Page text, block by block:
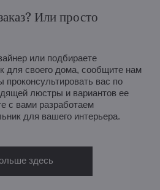
Или просто
или подбираете
для своего дома, сообщите нам
вас по
люстры и вариантов ее
с вами разработаем
для вашего интерьера.
здесь